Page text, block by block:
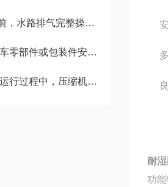
排气完整操作步骤是什么？
安装固定在汽车模拟运输振动台台面上
机的排气温度过高报警通常有哪些原因
耐
功